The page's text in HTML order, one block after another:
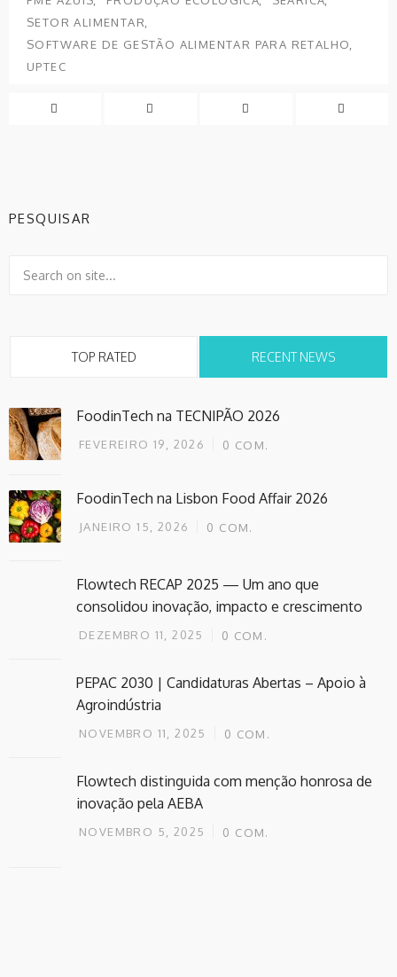
SETOR ALIMENTAR
SOFTWARE DE GESTÃO ALIMENTAR PARA RETALHO
UPTEC
PESQUISAR
TOP RATED RECENT NEWS
FoodinTech na TECNIPÃO 2026
FEVEREIRO 19, 2026 0 COM.
FoodinTech na Lisbon Food Affair 2026
JANEIRO 15, 2026 0 COM.
Flowtech RECAP 2025 — Um ano que
consolidou inovação, impacto e crescimento
DEZEMBRO 11, 2025 0 COM.
PEPAC 2030 | Candidaturas Abertas – Apoio à
Agroindústria
NOVEMBRO 11, 2025 0 COM.
Flowtech distinguida com menção honrosa de
inovação pela AEBA
NOVEMBRO 5, 2025 0 COM.